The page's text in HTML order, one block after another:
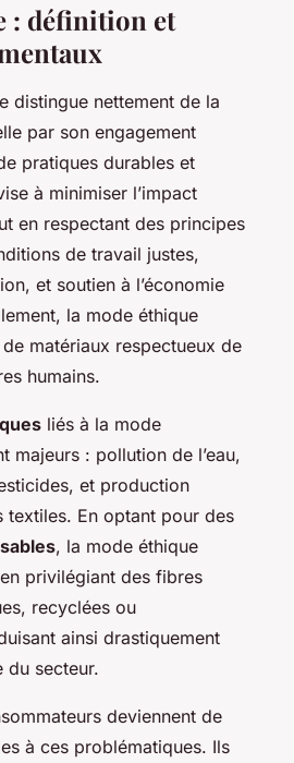
: définition et
distingue nettement de la
par son engagement
pratiques durables et
à minimiser l’impact
en respectant des principes
de travail justes,
et soutien à l’économie
la mode éthique
matériaux respectueux de
humains.
liés à la mode
majeurs : pollution de l’eau,
et production
textiles. En optant pour des
, la mode éthique
privilégiant des fibres
recyclées ou
ainsi drastiquement
du secteur.
deviennent de
à ces problématiques. Ils